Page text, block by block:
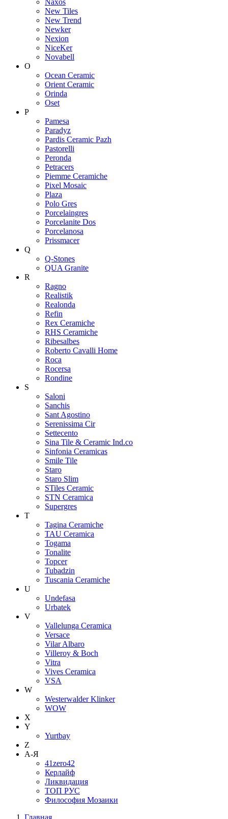
New Tiles
New Trend
Newker
Nexion
NiceKer
Novabell
O
Ocean Ceramic
Orient Ceramic
Orinda
Oset
P
Pamesa
Paradyz
Pardis Ceramic Pazh
Pastorelli
Peronda
Petracers
Piemme Ceramiche
Pixel Mosaic
Plaza
Polo Gres
Porcelaingres
Porcelanite Dos
Porcelanosa
Prissmacer
Q
Q-Stones
QUA Granite
R
Ragno
Realistik
Realonda
Refin
Rex Ceramiche
RHS Ceramiche
Ribesalbes
Roberto Cavalli Home
Roca
Rocersa
Rondine
S
Saloni
Sanchis
Sant Agostino
Serenissima Cir
Settecento
Sina Tile & Ceramic Ind.co
Sinfonia Ceramicas
Smile Tile
Staro
Staro Slim
STiles Ceramic
STN Ceramica
Supergres
T
Tagina Ceramiche
TAU Ceramica
Togama
Tonalite
Topcer
Tubadzin
Tuscania Ceramiche
U
Undefasa
Urbatek
V
Vallelunga Ceramica
Versace
Vilar Albaro
Villeroy & Boch
Vitra
Vives Ceramica
VSA
W
Westerwalder Klinker
WOW
X
Y
Yurtbay
Z
А-Я
41zero42
Керлайф
Ликвидация
ТОП РУС
Философия Мозаики
Главная